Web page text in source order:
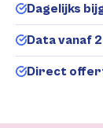
Dagelijks
Data vanaf
Direct